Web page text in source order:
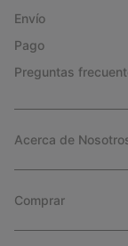
Envío
Pago
Preguntas
Acerca de
Comprar